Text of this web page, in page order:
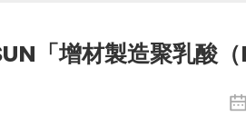
「增材製造聚乳酸